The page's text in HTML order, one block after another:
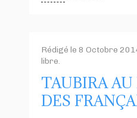
Rédigé le 8 Octobre
libre.
TAUBIRA AU
DES